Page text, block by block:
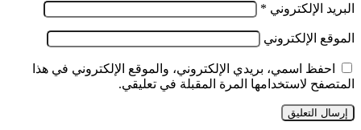
البريد الإلكتروني *
الموقع الإلكتروني
احفظ اسمي، بريدي الإلكتروني، والموقع الإلكتروني في هذا
المتصفح لاستخدامها المرة المقبلة في تعليقي.